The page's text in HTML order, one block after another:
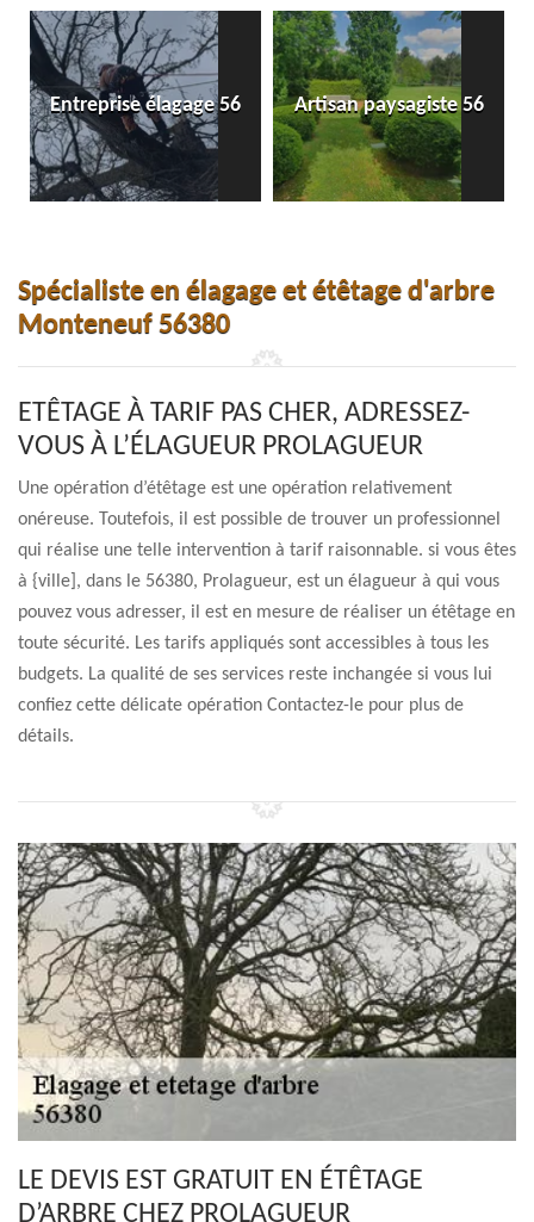
Entreprise élagage 56 Artisan paysagiste 56
Spécialiste en élagage et étêtage d'arbre
Monteneuf 56380
ETÊTAGE À TARIF PAS CHER, ADRESSEZ-
VOUS À L’ÉLAGUEUR PROLAGUEUR
Une opération d’étêtage est une opération relativement
onéreuse. Toutefois, il est possible de trouver un professionnel
qui réalise une telle intervention à tarif raisonnable. si vous êtes
à {ville], dans le 56380, Prolagueur, est un élagueur à qui vous
pouvez vous adresser, il est en mesure de réaliser un étêtage en
toute sécurité. Les tarifs appliqués sont accessibles à tous les
budgets. La qualité de ses services reste inchangée si vous lui
confiez cette délicate opération Contactez-le pour plus de
détails.
LE DEVIS EST GRATUIT EN ÉTÊTAGE
D’ARBRE CHEZ PROLAGUEUR